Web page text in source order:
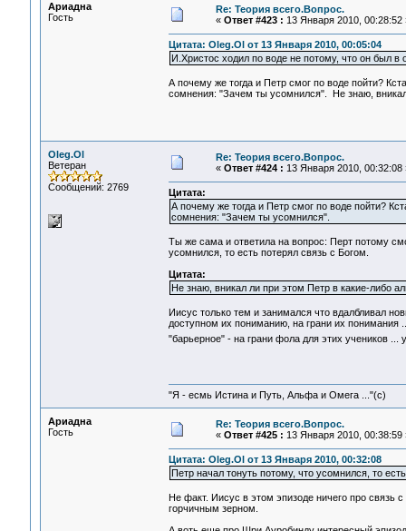
Ариадна
Гость
Re: Теория всего.Вопрос.
« Ответ #423 : 13 Января 2010, 00:28:52
Цитата: Oleg.Ol от 13 Января 2010, 00:05:04
И.Христос ходил по воде не потому, что он был
А почему же тогда и Петр смог по воде пойти?
сомнения: "Зачем ты усомнился". Не знаю,
Oleg.Ol
Ветеран
Сообщений: 2769
Re: Теория всего.Вопрос.
« Ответ #424 : 13 Января 2010, 00:32:08
Цитата:
А почему же тогда и Петр смог по воде пойти?
сомнения: "Зачем ты усомнился".
Ты же сама и ответила на вопрос: Перт потому
усомнился, то есть потерял связь с Богом.
Цитата:
Не знаю, вникал ли при этом Петр в какие-либо
Иисус только тем и занимался что вдалбливал
доступном их пониманию, на грани их
"барьерное" - на грани фола для этих учеников
"Я - есмь Истина и Путь, Альфа и Омега ..."(с)
Ариадна
Гость
Re: Теория всего.Вопрос.
« Ответ #425 : 13 Января 2010, 00:38:59
Цитата: Oleg.Ol от 13 Января 2010, 00:32:08
Петр начал тонуть потому, что усомнился, то
Не факт. Иисус в этом эпизоде ничего про связь
горчичным зерном.